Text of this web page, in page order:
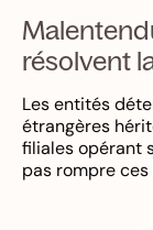
résolvent
Les entités
étrangères
filiales opérant
pas rompre